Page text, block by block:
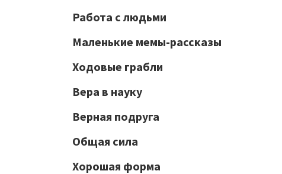
Работа с людьми
Маленькие мемы-рассказы
Ходовые грабли
Вера в науку
Верная подруга
Общая сила
Хорошая форма